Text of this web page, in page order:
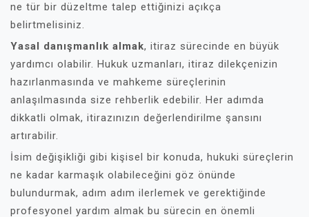
ne tür bir düzeltme talep ettiğinizi açıkça
belirtmelisiniz.
Yasal danışmanlık almak, itiraz sürecinde en büyük
yardımcı olabilir. Hukuk uzmanları, itiraz dilekçenizin
hazırlanmasında ve mahkeme süreçlerinin
anlaşılmasında size rehberlik edebilir. Her adımda
dikkatli olmak, itirazınızın değerlendirilme şansını
artırabilir.
İsim değişikliği gibi kişisel bir konuda, hukuki süreçlerin
ne kadar karmaşık olabileceğini göz önünde
bulundurmak, adım adım ilerlemek ve gerektiğinde
profesyonel yardım almak bu sürecin en önemli